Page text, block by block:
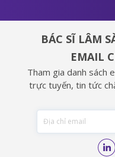
BÁC SĨ LÂM
EMAIL
Tham gia danh sách
trực tuyến, tin tức